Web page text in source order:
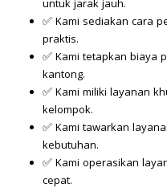
untuk jarak jauh.
✅ Kami sediakan cara
praktis.
✅ Kami tetapkan biaya
kantong.
✅ Kami miliki layanan
kelompok.
✅ Kami tawarkan
kebutuhan.
✅ Kami operasikan
cepat.